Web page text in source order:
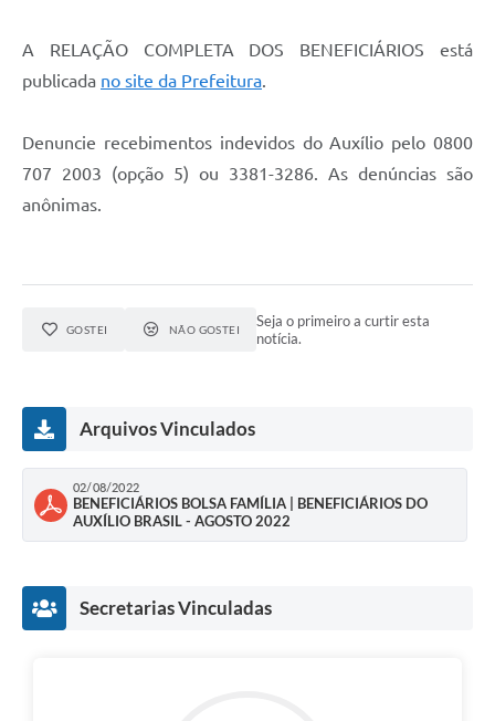
A RELAÇÃO COMPLETA DOS BENEFICIÁRIOS está
publicada no site da Prefeitura.
Denuncie recebimentos indevidos do Auxílio pelo 0800
707 2003 (opção 5) ou 3381-3286. As denúncias são
anônimas.
GOSTEI NÃO GOSTEI
Seja o primeiro a curtir esta
notícia.
Arquivos Vinculados
02/08/2022
BENEFICIÁRIOS BOLSA FAMÍLIA | BENEFICIÁRIOS DO
AUXÍLIO BRASIL - AGOSTO 2022
Secretarias Vinculadas